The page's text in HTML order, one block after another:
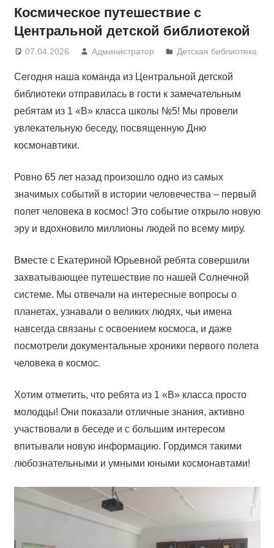
Космическое путешествие с
Центральной детской библиотекой
07.04.2026 Администратор Детская библиотека
Сегодня наша команда из Центральной детской
библиотеки отправилась в гости к замечательным
ребятам из 1 «В» класса школы №5! Мы провели
увлекательную беседу, посвященную Дню
космонавтики.
Ровно 65 лет назад произошло одно из самых
значимых событий в истории человечества – первый
полет человека в космос! Это событие открыло новую
эру и вдохновило миллионы людей по всему миру.
Вместе с Екатериной Юрьевной ребята совершили
захватывающее путешествие по нашей Солнечной
системе. Мы отвечали на интересные вопросы о
планетах, узнавали о великих людях, чьи имена
навсегда связаны с освоением космоса, и даже
посмотрели документальные хроники первого полета
человека в космос.
Хотим отметить, что ребята из 1 «В» класса просто
молодцы! Они показали отличные знания, активно
участвовали в беседе и с большим интересом
впитывали новую информацию. Гордимся такими
любознательными и умными юными космонавтами!